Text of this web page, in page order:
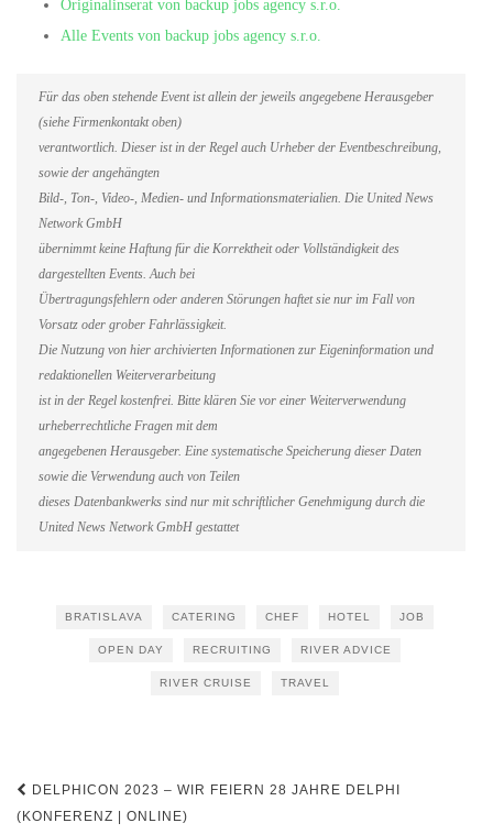
Originalinserat von backup jobs agency s.r.o.
Alle Events von backup jobs agency s.r.o.
Für das oben stehende Event ist allein der jeweils angegebene Herausgeber
(siehe Firmenkontakt oben)
verantwortlich. Dieser ist in der Regel auch Urheber der Eventbeschreibung,
sowie der angehängten
Bild-, Ton-, Video-, Medien- und Informationsmaterialien. Die United News
Network GmbH
übernimmt keine Haftung für die Korrektheit oder Vollständigkeit des
dargestellten Events. Auch bei
Übertragungsfehlern oder anderen Störungen haftet sie nur im Fall von
Vorsatz oder grober Fahrlässigkeit.
Die Nutzung von hier archivierten Informationen zur Eigeninformation und
redaktionellen Weiterverarbeitung
ist in der Regel kostenfrei. Bitte klären Sie vor einer Weiterverwendung
urheberrechtliche Fragen mit dem
angegebenen Herausgeber. Eine systematische Speicherung dieser Daten
sowie die Verwendung auch von Teilen
dieses Datenbankwerks sind nur mit schriftlicher Genehmigung durch die
United News Network GmbH gestattet
BRATISLAVA CATERING CHEF HOTEL JOB
OPEN DAY RECRUITING RIVER ADVICE
RIVER CRUISE TRAVEL
Beitragsnavigation
DELPHICON 2023 – WIR FEIERN 28 JAHRE DELPHI
(KONFERENZ | ONLINE)